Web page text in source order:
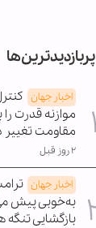
پربازدیدترین‌ها
اخبار جهان
موازنه قدرت
مقاومت تغییر
۲ روز قبل
اخبار جهان
به‌خوبی پیش
بازگشایی